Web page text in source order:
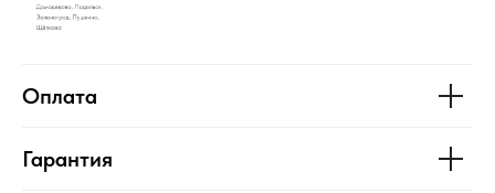
Оплата
Гарантия